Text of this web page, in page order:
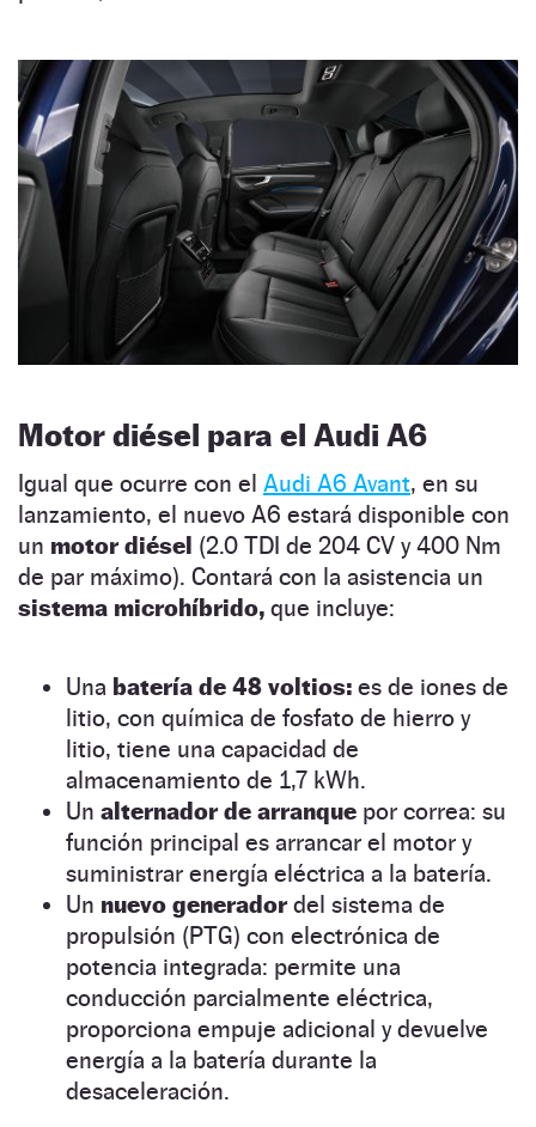
Motor diésel para el Audi A6
Igual que ocurre con el Audi A6 Avant, en su
lanzamiento, el nuevo A6 estará disponible con
un motor diésel (2.0 TDI de 204 CV y 400 Nm
de par máximo). Contará con la asistencia un
sistema microhíbrido, que incluye:
Una batería de 48 voltios: es de iones de
litio, con química de fosfato de hierro y
litio, tiene una capacidad de
almacenamiento de 1,7 kWh.
Un alternador de arranque por correa: su
función principal es arrancar el motor y
suministrar energía eléctrica a la batería.
Un nuevo generadordel sistema de
propulsión (PTG) con electrónica de
potencia integrada: permite una
conducción parcialmente eléctrica,
proporciona empuje adicional y devuelve
energía a la batería durante la
desaceleración.